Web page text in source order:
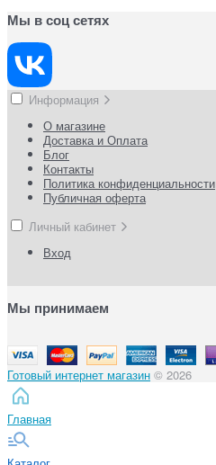
Мы в соц сетях
Информация
О магазине
Доставка и Оплата
Блог
Контакты
Политика конфиденциальности
Публичная оферта
Личный кабинет
Вход
Мы принимаем
Готовый интернет магазин © 2026
Главная